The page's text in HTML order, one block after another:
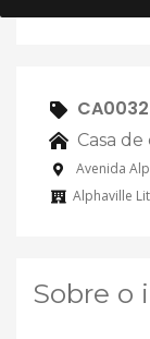
CA0032
Casa
Avenida
Alphaville
Sobre o